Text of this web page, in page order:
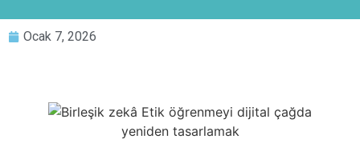
Ocak 7, 2026